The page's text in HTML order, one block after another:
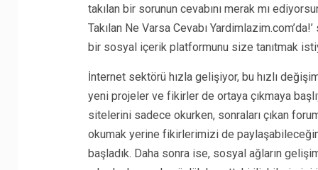
takılan bir sorunun cevabını merak mı
Takılan Ne Varsa Cevabı
bir sosyal içerik platformunu size tanıtmak
İnternet sektörü hızla gelişiyor, bu hızlı
yeni projeler ve fikirler de ortaya çıkmaya
sitelerini sadece okurken, sonraları çıkan
okumak yerine fikirlerimizi de
başladık. Daha sonra ise, sosyal ağların